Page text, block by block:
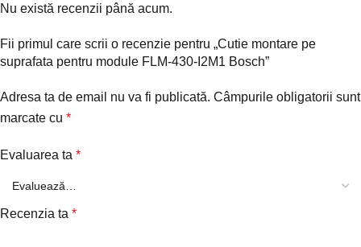
Nu există recenzii până acum.
Fii primul care scrii o recenzie pentru „Cutie montare pe
suprafata pentru module FLM-430-I2M1 Bosch”
Adresa ta de email nu va fi publicată. Câmpurile obligatorii sunt
marcate cu *
Evaluarea ta *
Recenzia ta *